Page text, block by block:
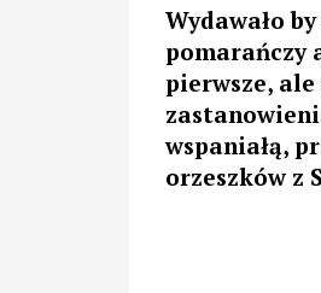
Wydawało
pomarańczy
pierwsze,
wspaniałą,
orzeszków z